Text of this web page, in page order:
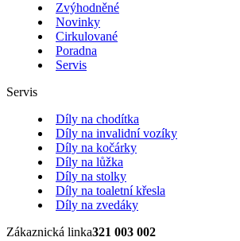
Zvýhodněné
Novinky
Cirkulované
Poradna
Servis
Servis
Díly na chodítka
Díly na invalidní vozíky
Díly na kočárky
Díly na lůžka
Díly na stolky
Díly na toaletní křesla
Díly na zvedáky
Zákaznická linka321 003 002